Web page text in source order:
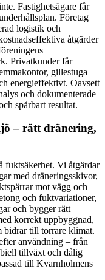
Fastighetsägare får
Företag
logistik och
åtgärder
Privatkunder får
gillestuga
energieffektivt. Oavsett
och dokumenterade
spårbart resultat.
– rätt dränering,
fuktsäkerhet. Vi åtgärdar
med dräneringsskivor,
mot vägg och
och fuktvariationer,
och bygger rätt
korrekt uppbyggnad,
bidrar till torrare klimat.
användning – från
tillväxt och dålig
till Kvarnholmens